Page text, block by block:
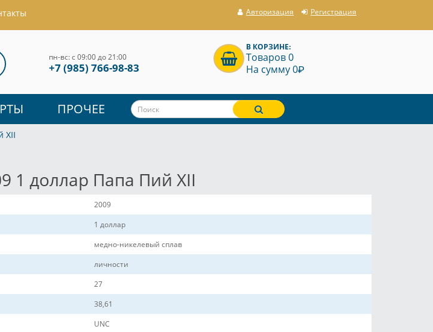
Авторизация Регистрация
пн-вс: с 09:00 до 21:00
+7 (985) 766-98-83
В КОРЗИНЕ:
Товаров 0
На сумму 0P
ПРОЧЕЕ
XII
1 доллар Папа Пий XII
2009
1 доллар
медно-никелевый сплав
личности
27
38,61
UNC